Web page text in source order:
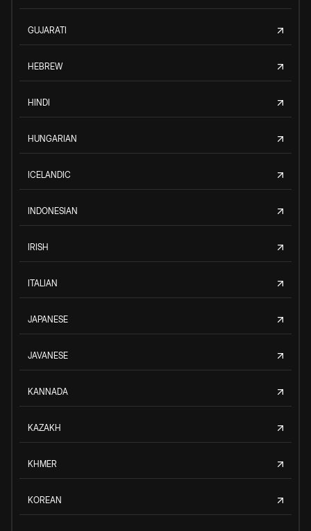
GUJARATI
HEBREW
HINDI
HUNGARIAN
ICELANDIC
INDONESIAN
IRISH
ITALIAN
JAPANESE
JAVANESE
KANNADA
KAZAKH
KHMER
KOREAN